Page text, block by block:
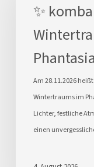
Tour
Wintertraum
Phantasialand!
✨
Am 28.11.2026
Wintertraums im
Lichter, festliche
einen